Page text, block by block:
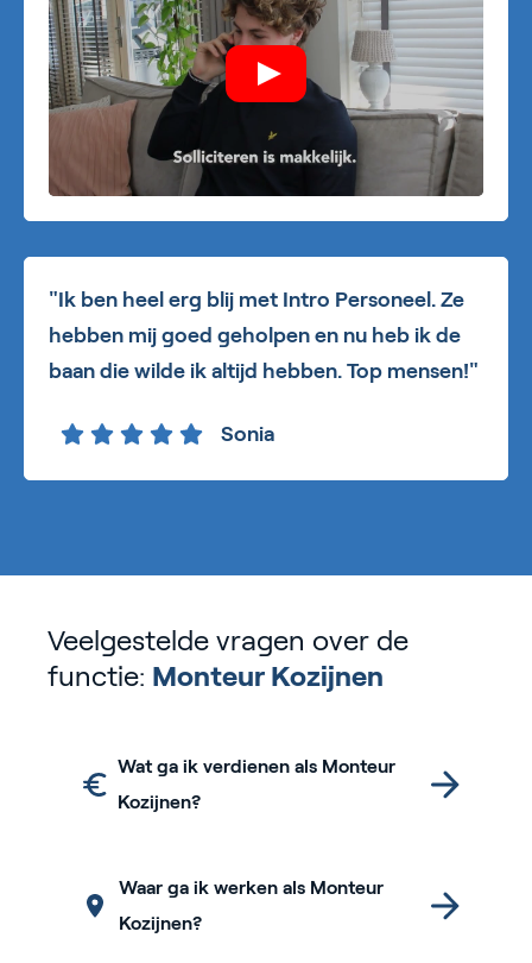
"Ik ben heel erg blij met Intro Personeel. Ze
hebben mij goed geholpen en nu heb ik de
baan die wilde ik altijd hebben. Top mensen!"
Sonia
Veelgestelde vragen over de
functie: Monteur Kozijnen
Wat ga ik verdienen als Monteur
Kozijnen?
Waar ga ik werken als Monteur
Kozijnen?